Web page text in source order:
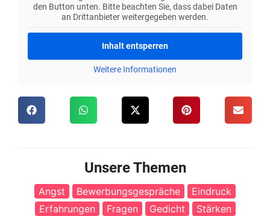
den Button unten. Bitte beachten Sie, dass dabei Daten
an Drittanbieter weitergegeben werden.
Inhalt entsperren
Weitere Informationen
Unsere Themen
Angst Bewerbungsgespräche
Eindruck
Erfahrungen
Fragen Gedicht
Stärken